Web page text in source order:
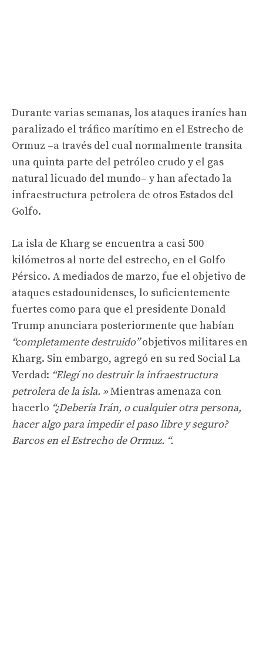
Durante varias semanas, los ataques iraníes han
paralizado el tráfico marítimo en el Estrecho de
Ormuz –a través del cual normalmente transita
una quinta parte del petróleo crudo y el gas
natural licuado del mundo– y han afectado la
infraestructura petrolera de otros Estados del
Golfo.
La isla de Kharg se encuentra a casi 500
kilómetros al norte del estrecho, en el Golfo
Pérsico. A mediados de marzo, fue el objetivo de
ataques estadounidenses, lo suficientemente
fuertes como para que el presidente Donald
Trump anunciara posteriormente que habían
“completamente destruido”objetivos militares en
Kharg. Sin embargo, agregó en su red Social La
Verdad: “Elegí no destruir la infraestructura
petrolera de la isla. »Mientras amenaza con
hacerlo “¿Debería Irán, o cualquier otra persona,
hacer algo para impedir el paso libre y seguro?
Barcos en el Estrecho de Ormuz. “.